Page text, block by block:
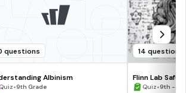
questions
Albinism
Quiz•9th Grade
14 questions
Flinn Lab
Quiz•9th -